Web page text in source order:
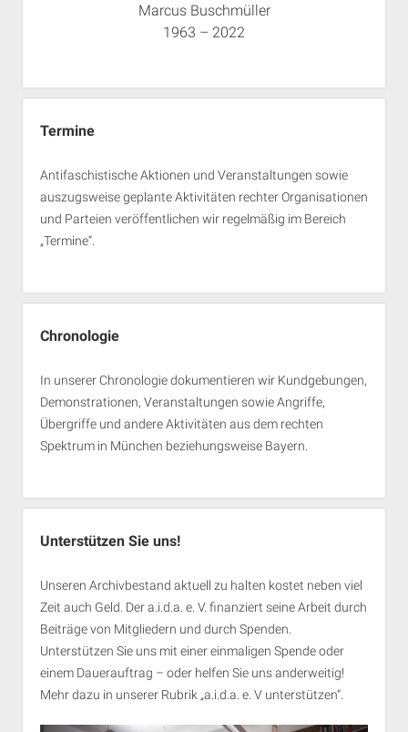
Marcus Buschmüller
1963 – 2022
Termine
Antifaschistische Aktionen und Veranstaltungen sowie
auszugsweise geplante Aktivitäten rechter Organisationen
und Parteien veröffentlichen wir regelmäßig im Bereich
„Termine“.
Chronologie
In unserer Chronologie dokumentieren wir Kundgebungen,
Demonstrationen, Veranstaltungen sowie Angriffe,
Übergriffe und andere Aktivitäten aus dem rechten
Spektrum in München beziehungsweise Bayern.
Unterstützen Sie uns!
Unseren Archivbestand aktuell zu halten kostet neben viel
Zeit auch Geld. Der a.i.d.a. e. V. finanziert seine Arbeit durch
Beiträge von Mitgliedern und durch Spenden.
Unterstützen Sie uns mit einer einmaligen Spende oder
einem Dauerauftrag – oder helfen Sie uns anderweitig!
Mehr dazu in unserer Rubrik „a.i.d.a. e. V unterstützen“.